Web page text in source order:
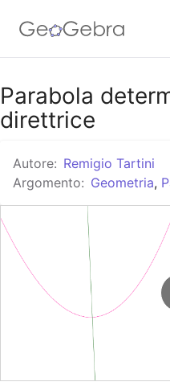
Google Classroom
Parabola
direttrice
Autore: Remigio Tartini
Argomento: Geometria,